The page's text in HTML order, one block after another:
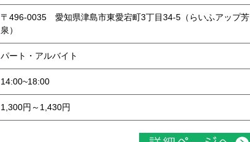
〒496-0035 愛知県津島市東愛宕町3丁目34-5（らいふアップ芳
泉）
パート・アルバイト
14:00~18:00
1,300円～1,430円